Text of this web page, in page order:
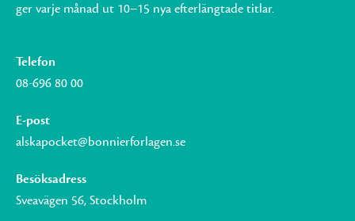
ger varje månad ut 10–15 nya efterlängtade titlar.
Telefon
08-696 80 00
E-post
alskapocket@bonnierforlagen.se
Besöksadress
Sveavägen 56, Stockholm